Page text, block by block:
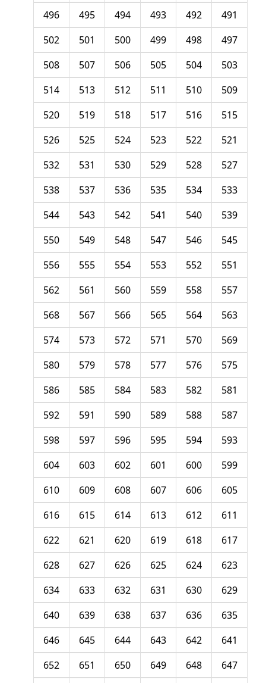
491
492
493
494
495
496
497
498
499
500
501
502
503
504
505
506
507
508
509
510
511
512
513
514
515
516
517
518
519
520
521
522
523
524
525
526
527
528
529
530
531
532
533
534
535
536
537
538
539
540
541
542
543
544
545
546
547
548
549
550
551
552
553
554
555
556
557
558
559
560
561
562
563
564
565
566
567
568
569
570
571
572
573
574
575
576
577
578
579
580
581
582
583
584
585
586
587
588
589
590
591
592
593
594
595
596
597
598
599
600
601
602
603
604
605
606
607
608
609
610
611
612
613
614
615
616
617
618
619
620
621
622
623
624
625
626
627
628
629
630
631
632
633
634
635
636
637
638
639
640
641
642
643
644
645
646
647
648
649
650
651
652